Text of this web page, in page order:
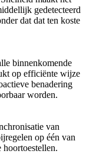
gedetecteerd
dat dat ten koste
binnenkomende
op efficiënte wijze
benadering
worden.
van
op één van